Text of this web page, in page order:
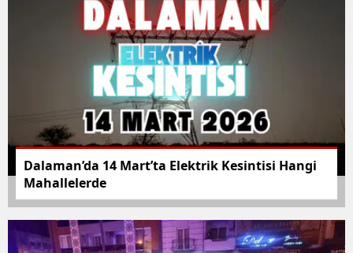
Dalaman’da 14 Mart’ta Elektrik Kesintisi Hangi
Mahallelerde